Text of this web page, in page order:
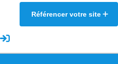
Référencer votre site